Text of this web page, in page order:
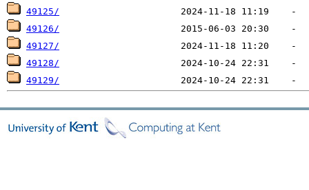
49125/
49126/
49127/
49128/
49129/